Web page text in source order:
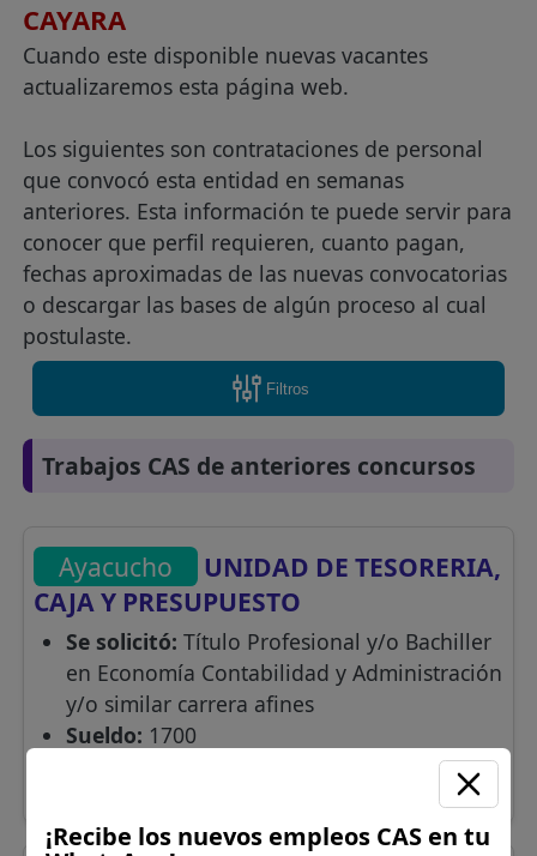
CAYARA
Cuando este disponible nuevas vacantes
actualizaremos esta página web.
Los siguientes son contrataciones de personal
que convocó esta entidad en semanas
anteriores. Esta información te puede servir para
conocer que perfil requieren, cuanto pagan,
fechas aproximadas de las nuevas convocatorias
o descargar las bases de algún proceso al cual
postulaste.
Filtros
Trabajos CAS de anteriores concursos
Ayacucho
UNIDAD DE TESORERIA,
CAJA Y PRESUPUESTO
Se solicitó: Título Profesional y/o Bachiller
en Economía Contabilidad y Administración
y/o similar carrera afines
Sueldo: 1700
¡Recibe los nuevos empleos CAS en tu